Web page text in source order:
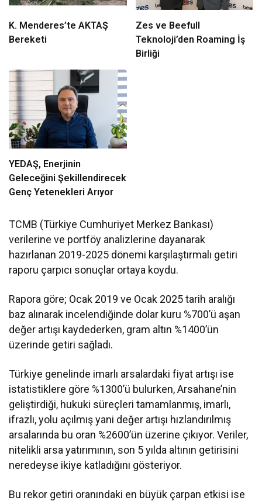
K. Menderes’te AKTAŞ
Bereketi
Zes ve Beefull
Teknoloji’den Roaming İş
Birliği
YEDAŞ, Enerjinin
Geleceğini Şekillendirecek
Genç Yetenekleri Arıyor
TCMB (Türkiye Cumhuriyet Merkez Bankası)
verilerine ve portföy analizlerine dayanarak
hazırlanan 2019-2025 dönemi karşılaştırmalı getiri
raporu çarpıcı sonuçlar ortaya koydu.
Rapora göre; Ocak 2019 ve Ocak 2025 tarih aralığı
baz alınarak incelendiğinde dolar kuru %700’ü aşan
değer artışı kaydederken, gram altın %1400’ün
üzerinde getiri sağladı.
Türkiye genelinde imarlı arsalardaki fiyat artışı ise
istatistiklere göre %1300’ü bulurken, Arsahane’nin
geliştirdiği, hukuki süreçleri tamamlanmış, imarlı,
ifrazlı, yolu açılmış yani değer artışı hızlandırılmış
arsalarında bu oran %2600’ün üzerine çıkıyor. Veriler,
nitelikli arsa yatırımının, son 5 yılda altının getirisini
neredeyse ikiye katladığını gösteriyor.
Bu rekor getiri oranındaki en büyük çarpan etkisi ise